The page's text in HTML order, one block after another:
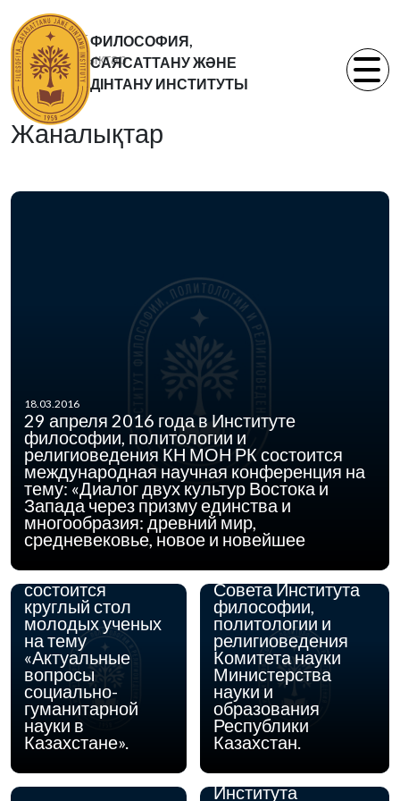
ФИЛОСОФИЯ,
САЯСАТТАНУ ЖӘНЕ
ДІНТАНУ ИНСТИТУТЫ
Басты бет
Жаналықтар
Статьи
Жаналықтар
18.03.2016
29 апреля 2016 года в Институте
философии, политологии и
религиоведения КН МОН РК состоится
международная научная конференция на
тему: «Диалог двух культур Востока и
Запада через призму единства и
многообразия: древний мир,
средневековье, новое и новейшее
04.02.2016
17 февраля 2016
года в Институте
философии,
политологии и
религиоведения
КН МОН РК
состоится
круглый стол
молодых ученых
на тему
«Актуальные
вопросы
социально-
гуманитарной
науки в
Казахстане».
03.12.2015
30 декабря 2015
года в 11.00 часов
состоится
заседание Ученого
Совета Института
философии,
политологии и
религиоведения
Комитета науки
Министерства
науки и
образования
Республики
Казахстан.
03.12.2015
С 21 по 24 декабря
2015 года
состоится
сотрудников
Института